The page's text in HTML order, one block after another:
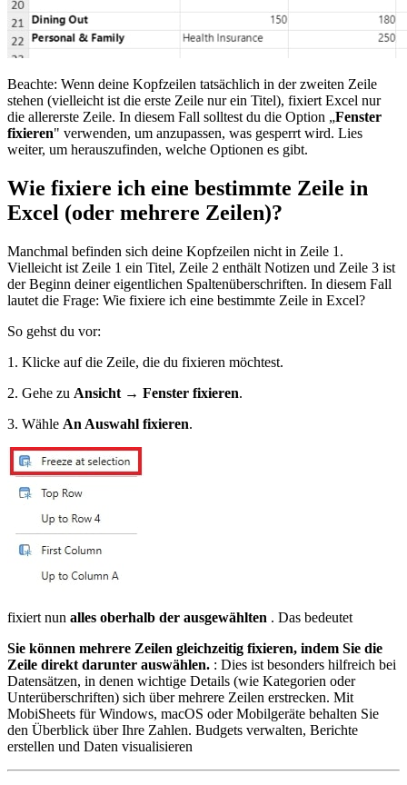
Beachte: Wenn deine Kopfzeilen tatsächlich in der zweiten Zeile
stehen (vielleicht ist die erste Zeile nur ein Titel), fixiert Excel nur
die allererste Zeile. In diesem Fall solltest du die Option „Fenster
fixieren" verwenden, um anzupassen, was gesperrt wird. Lies
weiter, um herauszufinden, welche Optionen es gibt.
Wie fixiere ich eine bestimmte Zeile in
Excel (oder mehrere Zeilen)?
Manchmal befinden sich deine Kopfzeilen nicht in Zeile 1.
Vielleicht ist Zeile 1 ein Titel, Zeile 2 enthält Notizen und Zeile 3 ist
der Beginn deiner eigentlichen Spaltenüberschriften. In diesem Fall
lautet die Frage: Wie fixiere ich eine bestimmte Zeile in Excel?
So gehst du vor:
1. Klicke auf die Zeile, die du fixieren möchtest.
2. Gehe zu Ansicht → Fenster fixieren.
3. Wähle An Auswahl fixieren.
fixiert nun alles oberhalb der ausgewählten . Das bedeutet
Sie können mehrere Zeilen gleichzeitig fixieren, indem Sie die
Zeile direkt darunter auswählen. : Dies ist besonders hilfreich bei
Datensätzen, in denen wichtige Details (wie Kategorien oder
Unterüberschriften) sich über mehrere Zeilen erstrecken. Mit
MobiSheets für Windows, macOS oder Mobilgeräte behalten Sie
den Überblick über Ihre Zahlen. Budgets verwalten, Berichte
erstellen und Daten visualisieren